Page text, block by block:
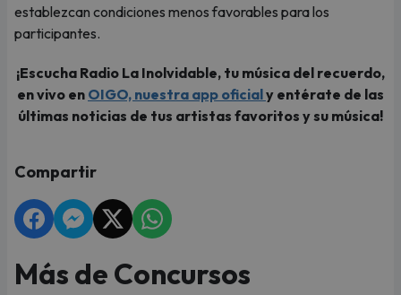
establezcan condiciones menos favorables para los
participantes.
¡Escucha Radio La Inolvidable, tu música del recuerdo,
en vivo en OIGO, nuestra app oficialy entérate de las
últimas noticias de tus artistas favoritos y su música!
Compartir
Más de Concursos